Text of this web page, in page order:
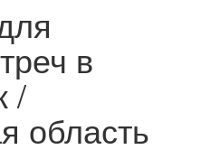
в
/
область